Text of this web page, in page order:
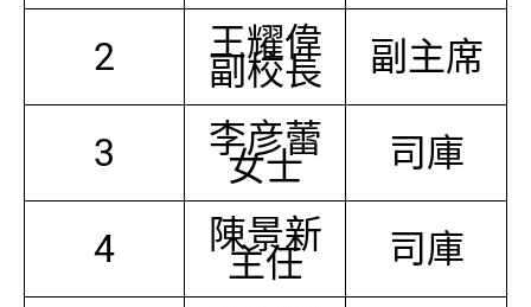
2 王耀偉
副校長 副主席
3 李彦蕾
女士 司庫
4 陳景新
主任 司庫